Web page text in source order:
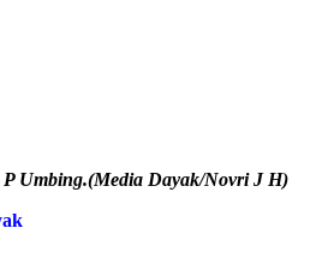
Umbing.(Media Dayak/Novri J H)